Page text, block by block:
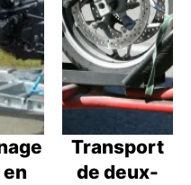
Transport
de deux-